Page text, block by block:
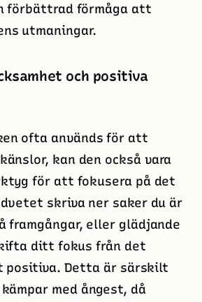
förbättrad förmåga att
utmaningar.
och positiva
ofta används för att
kan den också vara
för att fokusera på det
skriva ner saker du är
framgångar, eller glädjande
ditt fokus från det
positiva. Detta är särskilt
med ångest, då